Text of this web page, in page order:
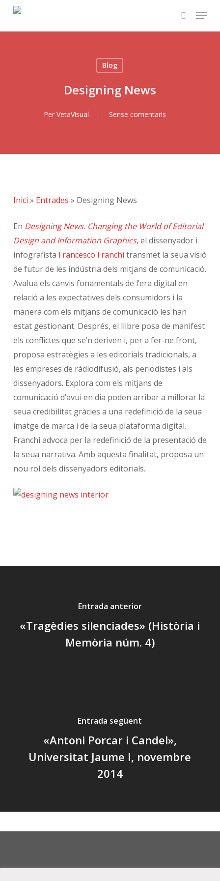
Skip
main
search
Menu
Blog
Designing News
Per VetaVisual Sense comentaris
Inici » Entrades » Designing News
En Designing News. Changing the World of Editorial
Design and Information Graphics, el dissenyador i
infografista Francesco Franchi transmet la seua visió
de futur de les indústria dels mitjans de comunicació.
Avalua els canvis fonamentals de l’era digital en
relació a les expectatives dels consumidors i la
manera com els mitjans de comunicació les han
estat gestionant. Després, el llibre posa de manifest
els conflictes que se’n deriven i, per a fer-ne front,
proposa estratègies a les editorials tradicionals, a
les empreses de ràdiodifusió, als periodistes i als
dissenyadors. Explora com els mitjans de
comunicació d’avui en dia poden arribar a millorar la
seua credibilitat gràcies a una redefinició de la seua
imatge de marca i de la seua plataforma digital.
Franchi advoca per la redefinició de la presentació de
la seua narrativa. Amb aquesta finalitat, proposa un
nou rol dels dissenyadors editorials.
Entrada anterior
«Tragèdies silenciades» (Història i
Memòria núm. 4)
Entrada següent
«Antoni Porcar i Candel»,
Universitat Jaume I, novembre
2014